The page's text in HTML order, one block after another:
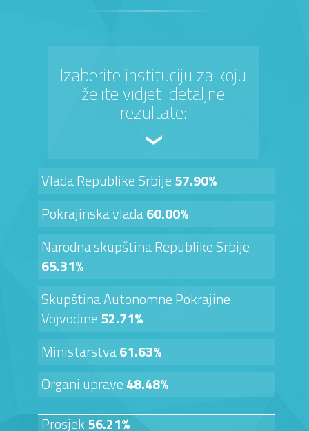
Izaberite instituciju za koju
želite vidjeti detaljne
rezultate:
Vlada Republike Srbije57.90%
Pokrajinska vlada60.00%
Narodna skupština Republike Srbije
65.31%
Skupština Autonomne Pokrajine
Vojvodine52.71%
Ministarstva61.63%
Organi uprave48.48%
Prosjek56.21%